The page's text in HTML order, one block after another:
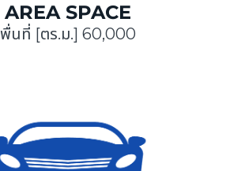
AREA SPACE
พื่นที่ [ตร.ม.] 60,000